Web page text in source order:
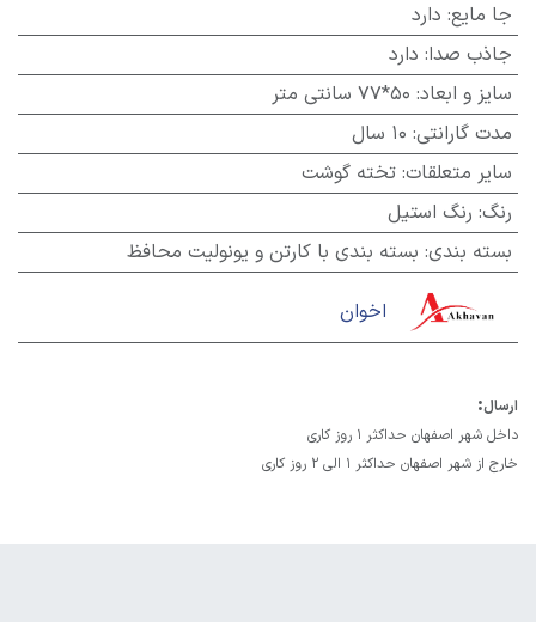
جا مایع: دارد
جاذب صدا: دارد
سایز و ابعاد: 50*77 سانتی متر
مدت گارانتی: 10 سال
سایر متعلقات: تخته گوشت
رنگ: رنگ استیل
بسته بندی: بسته بندی با کارتن و یونولیت محافظ
اخوان
ارسال:
داخل شهر اصفهان حداکثر 1 روز کاری
خارج از شهر اصفهان حداکثر 1 الی 2 روز کاری